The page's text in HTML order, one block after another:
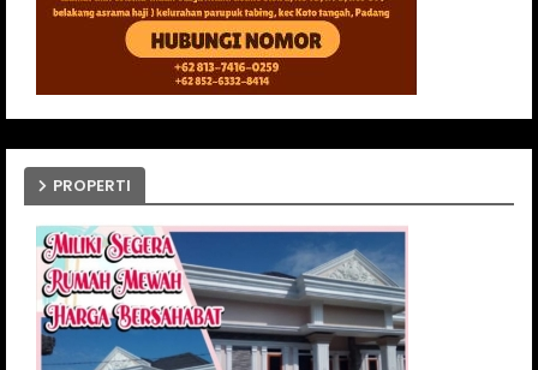
PROPERTI